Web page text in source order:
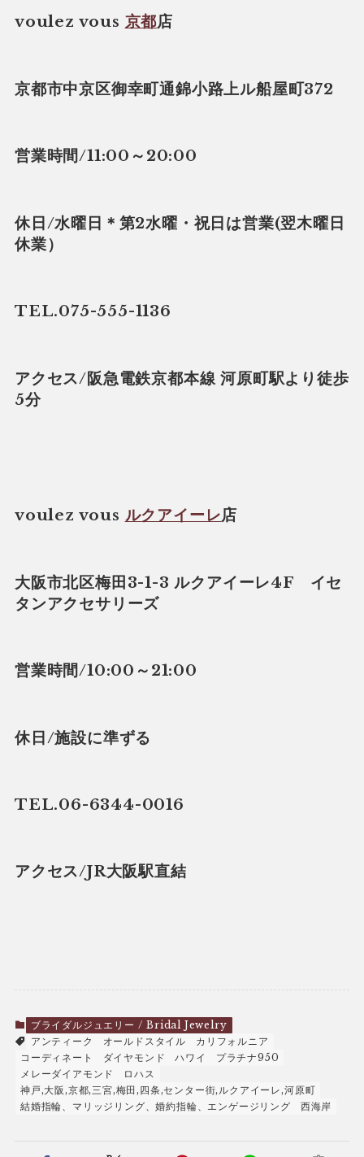
voulez vous 京都店
京都市中京区御幸町通錦小路上ル船屋町372
営業時間/11:00～20:00
休日/水曜日＊第2水曜・祝日は営業(翌木曜日
休業）
TEL.075-555-1136
アクセス/阪急電鉄京都本線 河原町駅より徒歩
5分
voulez vous ルクアイーレ店
大阪市北区梅田3-1-3 ルクアイーレ4F イセ
タンアクセサリーズ
営業時間/10:00～21:00
休日/施設に準ずる
TEL.06-6344-0016
アクセス/JR大阪駅直結
ブライダルジュエリー / Bridal Jewelry
アンティーク
オールドスタイル
カリフォルニア
コーディネート
ダイヤモンド ハワイ
プラチナ950
メレーダイアモンド
ロハス
神戸,大阪,京都,三宮,梅田,四条,センター街,ルクアイーレ,河原町
結婚指輪、マリッジリング、婚約指輪、エンゲージリング
西海岸